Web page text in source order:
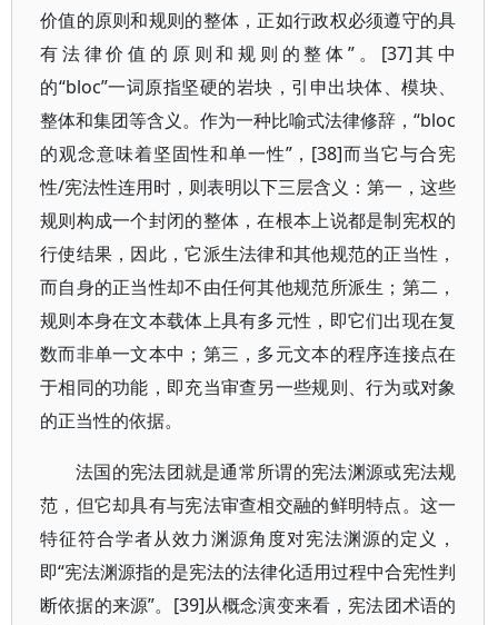
价值的原则和规则的整体，正如行政权必须遵守的具
有法律价值的原则和规则的整体”。[37]其中
的“bloc”一词原指坚硬的岩块，引申出块体、模块、
整体和集团等含义。作为一种比喻式法律修辞，“bloc
的观念意味着坚固性和单一性”，[38]而当它与合宪
性/宪法性连用时，则表明以下三层含义：第一，这些
规则构成一个封闭的整体，在根本上说都是制宪权的
行使结果，因此，它派生法律和其他规范的正当性，
而自身的正当性却不由任何其他规范所派生；第二，
规则本身在文本载体上具有多元性，即它们出现在复
数而非单一文本中；第三，多元文本的程序连接点在
于相同的功能，即充当审查另一些规则、行为或对象
的正当性的依据。
法国的宪法团就是通常所谓的宪法渊源或宪法规
范，但它却具有与宪法审查相交融的鲜明特点。这一
特征符合学者从效力渊源角度对宪法渊源的定义，
即“宪法渊源指的是宪法的法律化适用过程中合宪性判
断依据的来源”。[39]从概念演变来看，宪法团术语的